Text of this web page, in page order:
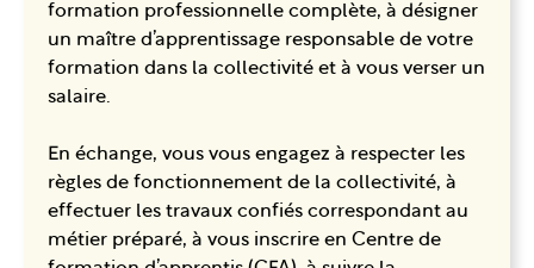
formation professionnelle complète, à désigner
un maître d’apprentissage responsable de votre
formation dans la collectivité et à vous verser un
salaire.
En échange, vous vous engagez à respecter les
règles de fonctionnement de la collectivité, à
effectuer les travaux confiés correspondant au
métier préparé, à vous inscrire en Centre de